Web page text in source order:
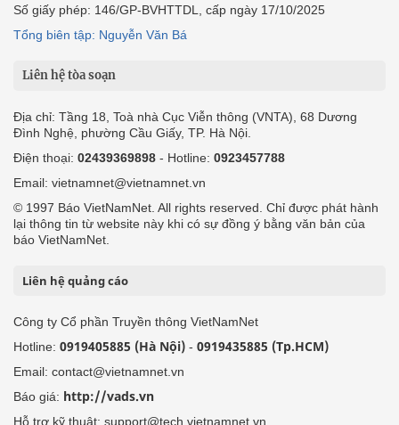
Số giấy phép: 146/GP-BVHTTDL, cấp ngày 17/10/2025
Tổng biên tập: Nguyễn Văn Bá
Liên hệ tòa soạn
Địa chỉ: Tầng 18, Toà nhà Cục Viễn thông (VNTA), 68 Dương
Đình Nghệ, phường Cầu Giấy, TP. Hà Nội.
Điện thoại: 02439369898 - Hotline: 0923457788
Email: vietnamnet@vietnamnet.vn
© 1997 Báo VietNamNet. All rights reserved. Chỉ được phát hành
lại thông tin từ website này khi có sự đồng ý bằng văn bản của
báo VietNamNet.
Liên hệ quảng cáo
Công ty Cổ phần Truyền thông VietNamNet
Hotline: 0919405885 (Hà Nội) - 0919435885 (Tp.HCM)
Email: contact@vietnamnet.vn
Báo giá: http://vads.vn
Hỗ trợ kỹ thuật: support@tech.vietnamnet.vn